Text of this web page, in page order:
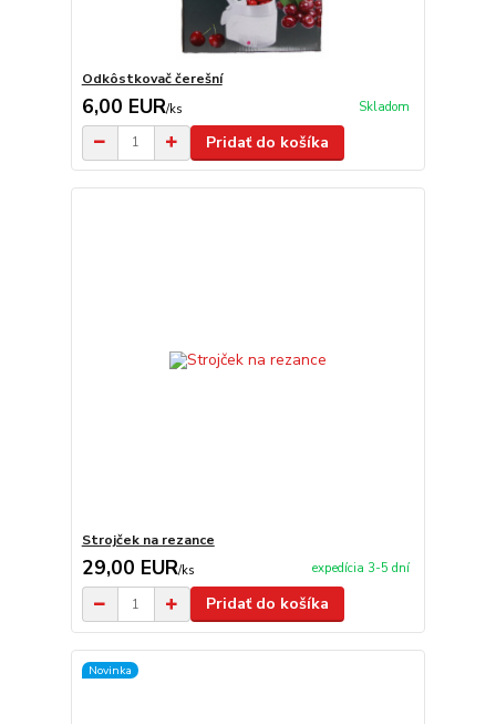
Odkôstkovač čerešní
6,00 EUR/ks Skladom
Pridať do košíka
Strojček na rezance
29,00 EUR/ks expedícia 3-5 dní
Pridať do košíka
Novinka